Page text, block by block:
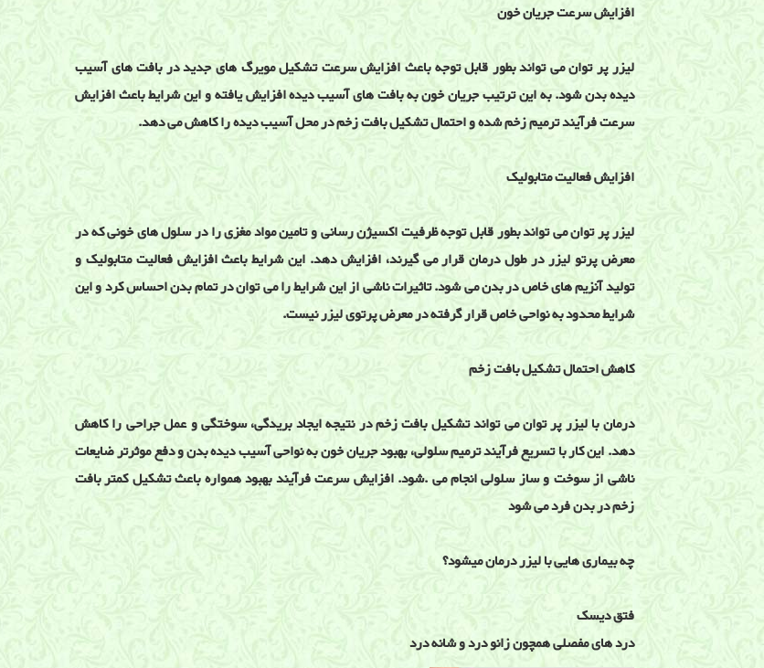
افزایش سرعت جریان خون
لیزر پر توان می تواند بطور قابل توجه باعث افزایش سرعت تشکیل مویرگ های جدید در بافت های آسیب
دیده بدن شود. به این ترتیب جریان خون به بافت های آسیب دیده افزایش یافته و این شرایط باعث افزایش
سرعت فرآیند ترمیم زخم شده و احتمال تشکیل بافت زخم در محل آسیب دیده را کاهش می دهد.
افزایش فعالیت متابولیک
لیزر پر توان می تواند بطور قابل توجه ظرفیت اکسیژن رسانی و تامین مواد مغزی را در سلول های خونی که در
معرض پرتو لیزر در طول درمان قرار می گیرند، افزایش دهد. این شرایط باعث افزایش فعالیت متابولیک و
تولید آنزیم های خاص در بدن می شود. تاثیرات ناشی از این شرایط را می توان در تمام بدن احساس کرد و این
شرایط محدود به نواحی خاص قرار گرفته در معرض پرتوی لیزر نیست.
کاهش احتمال تشکیل بافت زخم
درمان با لیزر پر توان می تواند تشکیل بافت زخم در نتیجه ایجاد بریدگی، سوختگی و عمل جراحی را کاهش
دهد. این کار با تسریع فرآیند ترمیم سلولی، بهبود جریان خون به نواحی آسیب دیده بدن و دفع موثرتر ضایعات
ناشی از سوخت و ساز سلولی انجام می .شود. افزایش سرعت فرآیند بهبود همواره باعث تشکیل کمتر بافت
زخم در بدن فرد می شود
چه بیماری هایی با لیزر درمان میشود؟
فتق دیسک
درد های مفصلی همچون زانو درد و شانه درد